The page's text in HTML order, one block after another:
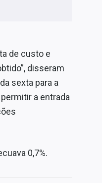
de custo e
disseram
sexta para a
a entrada
0,7%.